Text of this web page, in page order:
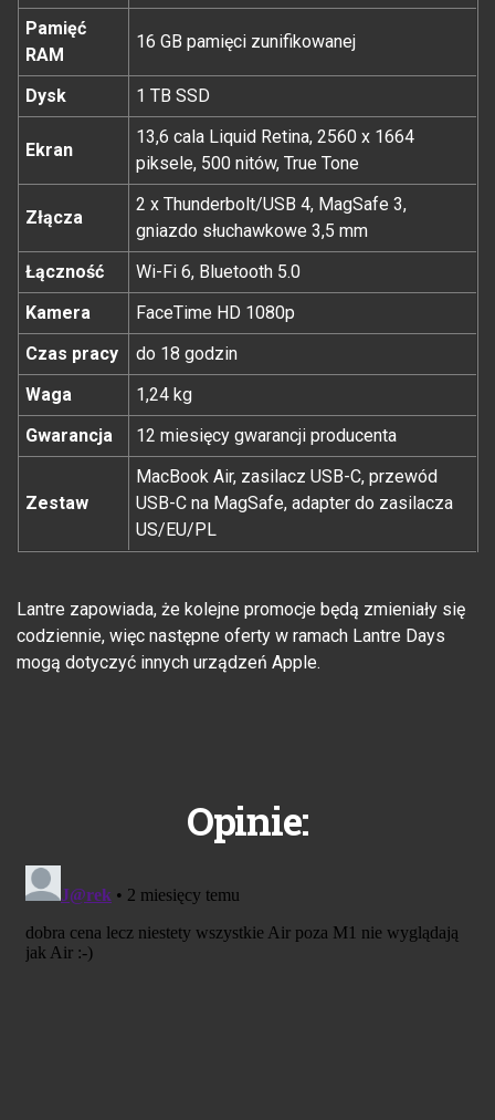
Pamięć
RAM
16 GB pamięci zunifikowanej
Dysk 1 TB SSD
Ekran
13,6 cala Liquid Retina, 2560 x 1664
piksele, 500 nitów, True Tone
Złącza
2 x Thunderbolt/USB 4, MagSafe 3,
gniazdo słuchawkowe 3,5 mm
Łączność
Wi-Fi 6, Bluetooth 5.0
Kamera
FaceTime HD 1080p
Czas pracy
do 18 godzin
Waga
1,24 kg
Gwarancja
12 miesięcy gwarancji producenta
Zestaw
MacBook Air, zasilacz USB-C, przewód
USB-C na MagSafe, adapter do zasilacza
US/EU/PL
Lantre zapowiada, że kolejne promocje będą zmieniały się
codziennie, więc następne oferty w ramach Lantre Days
mogą dotyczyć innych urządzeń Apple.
Opinie: